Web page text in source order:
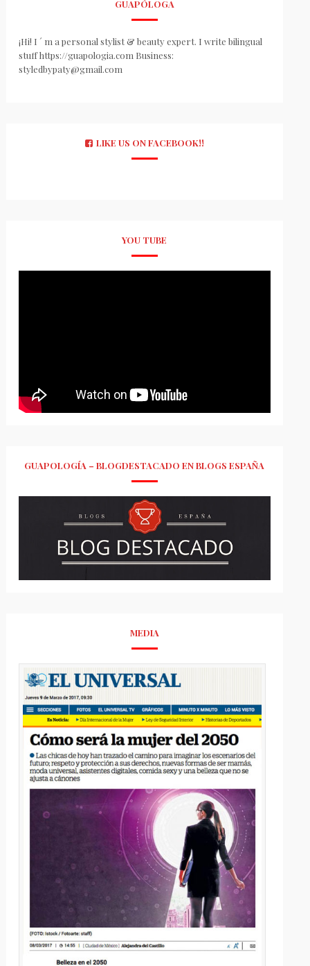
GUAPÓLOGA
¡Hi! I ´ m a personal stylist & beauty expert. I write bilingual
stuff https://guapologia.com Business:
styledbypaty@gmail.com
LIKE US ON FACEBOOK!!
YOU TUBE
GUAPOLOGÍA – BLOGDESTACADO EN BLOGS ESPAÑA
MEDIA